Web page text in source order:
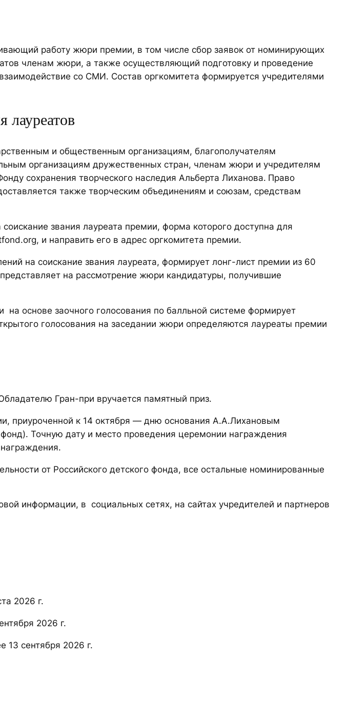
работу жюри премии, в том числе сбор заявок от номинирующих
членам жюри, а также осуществляющий подготовку и проведение
со СМИ. Состав оргкомитета формируется учредителями
и общественным организациям, благополучателям
организациям дружественных стран, членам жюри и учредителям
сохранения творческого наследия Альберта Лиханова. Право
также творческим объединениям и союзам, средствам
звания лауреата премии, форма которого доступна для
и направить его в адрес оргкомитета премии.
на соискание звания лауреата, формирует лонг-лист премии из 60
на рассмотрение жюри кандидатуры, получившие
основе заочного голосования по балльной системе формирует
голосования на заседании жюри определяются лауреаты премии
Гран-при вручается памятный приз.
приуроченной к 14 октября — дню основания А.А.Лихановым
Точную дату и место проведения церемонии награждения
от Российского детского фонда, все остальные номинированные
информации, в социальных сетях, на сайтах учредителей и партнеров
2026 г.
2026 г.
13 сентября 2026 г.